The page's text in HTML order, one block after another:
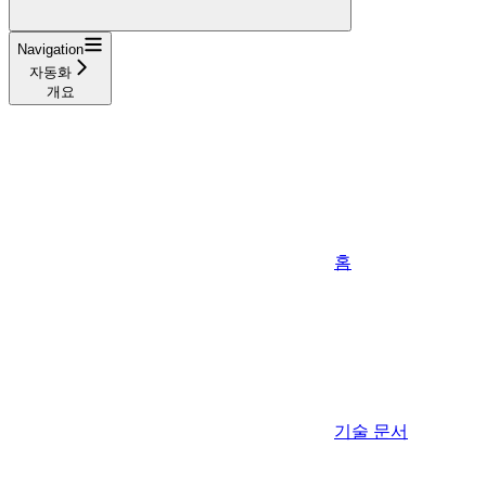
Navigation
자동화
개요
홈
기술 문서